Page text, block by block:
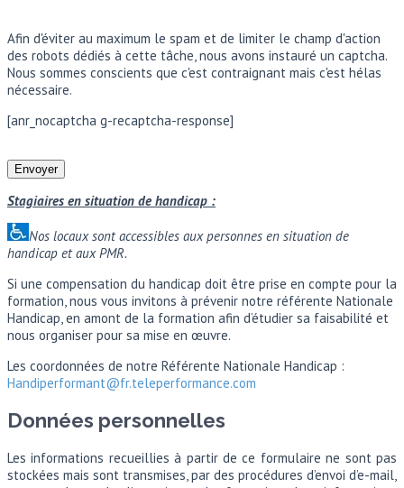
Afin d'éviter au maximum le spam et de limiter le champ d'action
des robots dédiés à cette tâche, nous avons instauré un captcha.
Nous sommes conscients que c'est contraignant mais c'est hélas
nécessaire.
[anr_nocaptcha g-recaptcha-response]
Stagiaires en situation de handicap :
Nos locaux sont accessibles aux personnes en situation de
handicap et aux PMR.
Si une compensation du handicap doit être prise en compte pour la
formation, nous vous invitons à prévenir notre référente Nationale
Handicap, en amont de la formation afin d’étudier sa faisabilité et
nous organiser pour sa mise en œuvre.
Les coordonnées de notre Référente Nationale Handicap :
Handiperformant@fr.teleperformance.com
Données personnelles
Les informations recueillies à partir de ce formulaire ne sont pas
stockées mais sont transmises, par des procédures d’envoi d’e-mail,